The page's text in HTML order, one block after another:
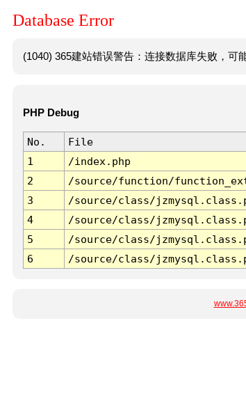
Database Error
(1040) 365建站错误警告：连接数据库失败，可
PHP Debug
No. File
1
/index.php
2
/source/function/
3
/source/class/
4
/source/class/
5
/source/class/
6
/source/class/